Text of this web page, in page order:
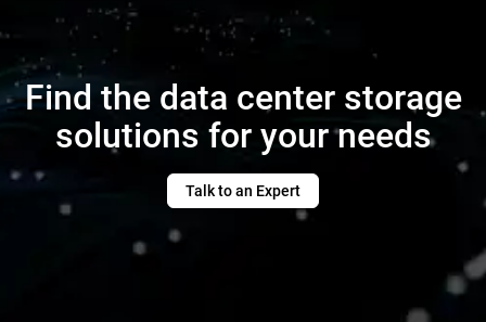
Find the data center storage
solutions for your needs
Talk to an Expert